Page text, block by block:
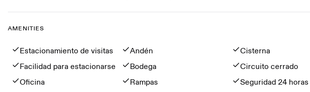
Amenities
AMENITIES
Estacionamiento de visitas Andén
Cisterna
Facilidad para estacionarse
Bodega
Circuito cerrado
Oficina
Rampas
Seguridad 24 horas